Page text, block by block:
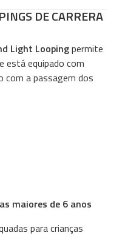
DE CARRERA
Light Loopingpermite
está equipado com
com a passagem dos
maiores de 6 anos
para crianças